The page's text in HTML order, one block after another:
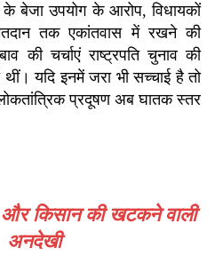
के बेजा उपयोग के आरोप, विधायकों
तक एकांतवास में रखने की
की चर्चाएं राष्ट्रपति चुनाव की
यदि इनमें जरा भी सच्चाई है तो
प्रदूषण अब घातक स्तर
किसान की खटकने वाली
अनदेखी